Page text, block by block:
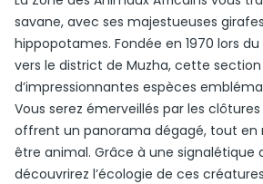
savane, avec ses majestueuses
hippopotames. Fondée en 1970 lors
vers le district de Muzha, cette
d’impressionnantes espèces
Vous serez émerveillés par les
offrent un panorama dégagé, tout en
être animal. Grâce à une signalétique
découvrirez l’écologie de ces